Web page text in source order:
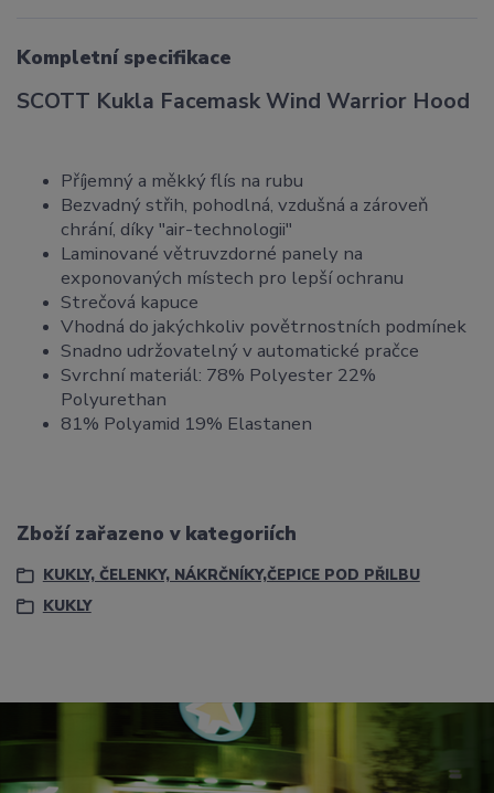
Kompletní specifikace
SCOTT Kukla Facemask Wind Warrior Hood
Příjemný a měkký flís na rubu
Bezvadný střih, pohodlná, vzdušná a zároveň
chrání, díky "air-technologii"
Laminované větruvzdorné panely na
exponovaných místech pro lepší ochranu
Strečová kapuce
Vhodná do jakýchkoliv povětrnostních podmínek
Snadno udržovatelný v automatické pračce
Svrchní materiál: 78% Polyester 22%
Polyurethan
81% Polyamid 19% Elastanen
Zboží zařazeno v kategoriích
KUKLY, ČELENKY, NÁKRČNÍKY,ČEPICE POD PŘILBU
KUKLY